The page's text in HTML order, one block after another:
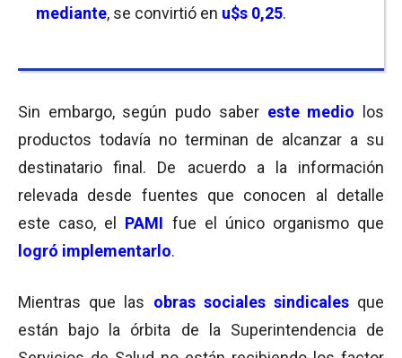
mediante, se convirtió en u$s 0,25.
Sin embargo, según pudo saber este medio
los
productos todavía no terminan de alcanzar a su
destinatario final. De acuerdo a la información
relevada desde fuentes que conocen al detalle
este caso, el PAMI fue el único organismo que
logró implementarlo.
Mientras que las obras sociales sindicalesque
están bajo la órbita de la Superintendencia de